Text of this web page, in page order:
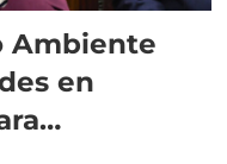
Ambiente
en